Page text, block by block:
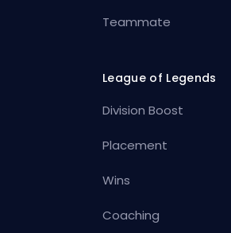
Teammate
League of Legends
Division Boost
Placement
Wins
Coaching